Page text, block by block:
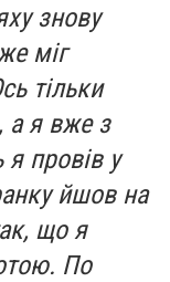
знову
міг
тільки
а я вже з
провів у
йшов на
що я
По